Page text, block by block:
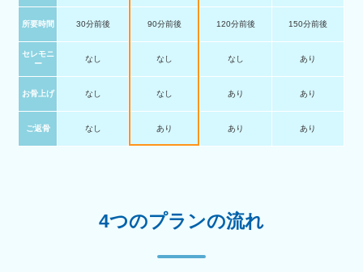
所要時間 30分前後 90分前後 120分前後 150分前後
セレモニ
ー
なし なし なし あり
お骨上げ なし なし あり あり
ご返骨 なし あり あり あり
4つのプランの流れ